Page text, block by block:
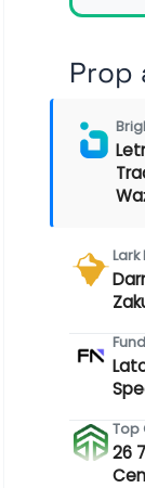
Prop
Lark
Top
26